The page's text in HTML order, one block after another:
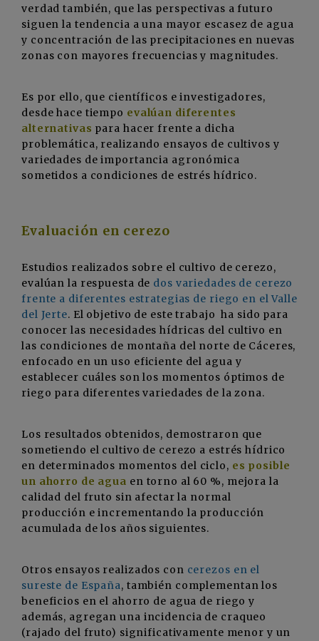
verdad también, que las perspectivas a futuro
siguen la tendencia a una mayor escasez de agua
y concentración de las precipitaciones en nuevas
zonas con mayores frecuencias y magnitudes.
Es por ello, que científicos e investigadores,
desde hace tiempo evalúan diferentes
alternativas para hacer frente a dicha
problemática, realizando ensayos de cultivos y
variedades de importancia agronómica
sometidos a condiciones de estrés hídrico.
Evaluación en cerezo
Estudios realizados sobre el cultivo de cerezo,
evalúan la respuesta de dos variedades de cerezo
frente a diferentes estrategias de riego en el Valle
del Jerte. El objetivo de este trabajo ha sido para
conocer las necesidades hídricas del cultivo en
las condiciones de montaña del norte de Cáceres,
enfocado en un uso eficiente del agua y
establecer cuáles son los momentos óptimos de
riego para diferentes variedades de la zona.
Los resultados obtenidos, demostraron que
sometiendo el cultivo de cerezo a estrés hídrico
en determinados momentos del ciclo, es posible
un ahorro de agua en torno al 60 %, mejora la
calidad del fruto sin afectar la normal
producción e incrementando la producción
acumulada de los años siguientes.
Otros ensayos realizados con cerezos en el
sureste de España, también complementan los
beneficios en el ahorro de agua de riego y
además, agregan una incidencia de craqueo
(rajado del fruto) significativamente menor y un